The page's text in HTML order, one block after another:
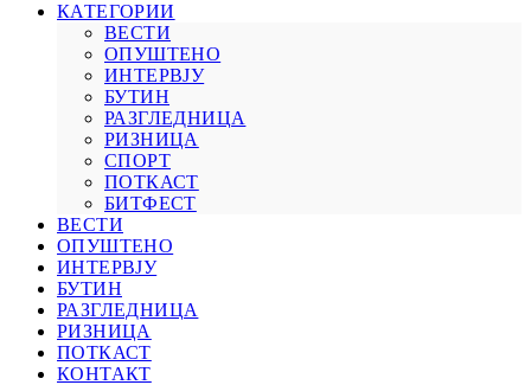
КАТЕГОРИИ
ВЕСТИ
ОПУШТЕНО
ИНТЕРВЈУ
БУТИН
РАЗГЛЕДНИЦА
РИЗНИЦА
СПОРТ
ПОТКАСТ
БИТФЕСТ
ВЕСТИ
ОПУШТЕНО
ИНТЕРВЈУ
БУТИН
РАЗГЛЕДНИЦА
РИЗНИЦА
ПОТКАСТ
КОНТАКТ